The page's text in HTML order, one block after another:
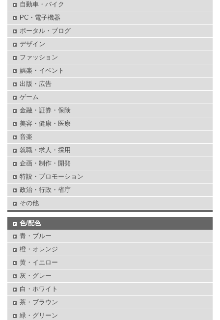
自動車・バイク
PC・電子機器
ポータル・ブログ
デザイン
ファッション
娯楽・イベント
出版・広告
ゲーム
金融・証券・保険
美容・健康・医療
音楽
就職・求人・採用
企画・制作・開発
特設・プロモーション
政治・行政・省庁
その他
色/配色
青・ブルー
橙・オレンジ
黄・イエロー
灰・グレー
白・ホワイト
茶・ブラウン
緑・グリーン